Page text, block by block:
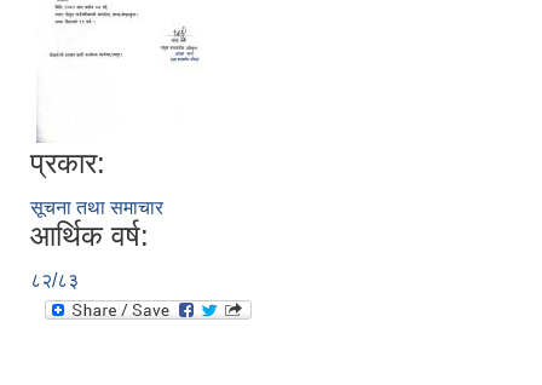
प्रकार:
सूचना तथा समाचार
आर्थिक वर्ष:
८२/८३